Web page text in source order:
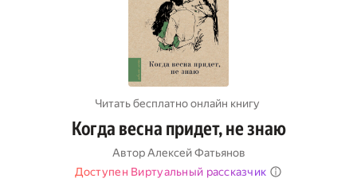
Читать бесплатно онлайн книгу
Когда весна придет, не знаю
Автор Алексей Фатьянов
Доступен Виртуальный рассказчик